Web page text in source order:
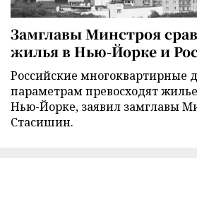
Замглавы Минстроя
жилья в Нью-Йорке и
Российские многоквартирные
параметрам превосходят
Нью-Йорке, заявил замглавы
Стасишин.